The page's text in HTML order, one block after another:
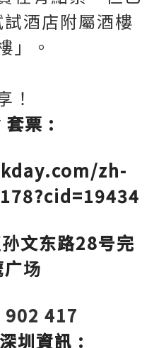
酒店附屬酒樓
」。
！
套票 :
zh-
文东路28号完
场
902 417
圳資訊 :